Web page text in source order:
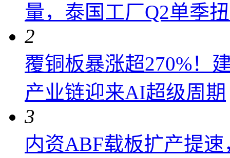
量，泰国工厂Q2单季
2
覆铜板暴涨超270%！
产业链迎来AI超级周期
3
内资ABF载板扩产提